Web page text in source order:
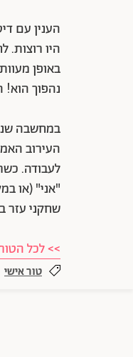
היו
באופן
נהפוך הוא!
במחשבה
העירוב
לעבודה.
"אני" (או
שחקני עזר
>> לכל
טור אישי